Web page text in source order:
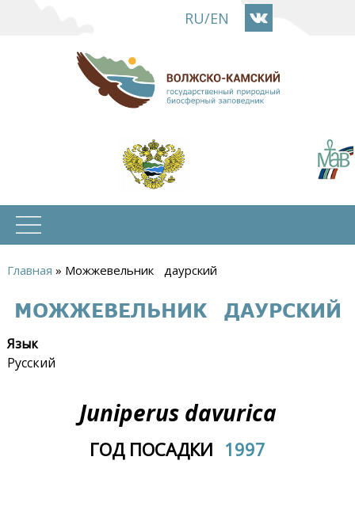
основному
содержанию
RU/EN
здесь
Главная » Можжевельник даурский
МОЖЖЕВЕЛЬНИК ДАУРСКИЙ
Язык
Русский
Juniperus davurica
ГОД ПОСАДКИ 1997